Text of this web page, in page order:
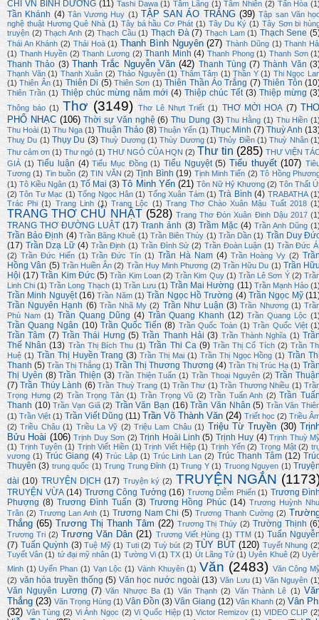
CHÍ VN BÌNH DƯƠNG (11) Tashi Dawa (1) Tâm Lãng (1) Tâm Nhiên (2) Tấn Hòa
Tần Khánh (4) Tân Vương Huy (1) TẬP SAN ÁO TRẮNG (39) Tập san Văn
nghệ thuật Hương Quê Nhà (1) Tây bá hầu Cơ Phát (1) Tây Du Ký (1) Tây Sơn bi
truyện (2) Thạch Anh (2) Thạch Cầu (1) Thạch Đà (7) Thạch Lam (1) Thạch Sene
Thái An Khánh (2) Thái Hoà (1) Thanh Bình Nguyên (27) Thành Dũng (1) Thanh
(1) Thanh Huyền (2) Thanh Lương (2) Thanh Minh (4) Thanh Phong (1) Thanh Sơn
Thanh Thảo (3) Thanh Trắc Nguyễn Văn (42) Thanh Tùng (7) Thành Văn
Thạnh Văn (1) Thanh Xuân (2) Thảo Nguyễn (1) Thâm Tâm (1) Thần Y (1) Thi Ngọc
(1) Thiên Ân (1) Thiên Di (5) Thiên Sơn (1) Thiên Thần Áo Trắng (7) Thiên Tôn
Thiên Trần (1) Thiệp chúc mừng năm mới (4) Thiệp chúc Tết (3) Thiệp mừng
Thông báo (1) Thơ (3149) Thơ Lê Nhựt Triết (1) THƠ MỜI HOẠ (7)
PHỔ NHẠC (106) Thời sự Văn nghệ (6) Thu Dung (3) Thu Hằng (1) Thu Hiền
Thu Hoài (1) Thu Nga (1) Thuận Thảo (8) Thuận Yến (1) Thục Minh (7) Thuỳ Anh
Thuỵ Du (1) Thụy Du (3) Thuỳ Dương (1) Thùy Dương (1) Thủy Điền (1) Thuỳ Nhân
Thư cảm ơn (1) Thư ngỏ (1) THƯ NGỎ CỦA HQN (2) Thư tin (285) THƯ VIỆN
GIẢ (1) Tiểu luận (4) Tiểu Mục Đồng (1) Tiểu Nguyệt (5) Tiểu thuyết (107)
Tương (1) Tin buồn (2) TIN VĂN (2) Tịnh Bình (19) Tịnh Minh Tiến (2) Tô Hồng
(1) Tô Kiều Ngân (1) Tố Mai (3) Tô Minh Yến (21) Tôn Nữ Hỷ Khương (2) Tôn Thất
(2) Tôn Tư Mạc (1) Tống Ngọc Hân (1) Tống Xuân Tám (1) Trà Bình (4) TRABATHA
Trác Phi (1) Trang Linh (1) Trang Lộc (1) Trang Thơ Chào Xuân Mậu Tuất 2018
TRANG THƠ CHỦ NHẬT (528) Trang Thơ Đón Xuân Đinh Dậu 2017
TRANG THƠ ĐƯỜNG LUẬT (17) Tranh ảnh (3) Trầm Mặc (4) Trần Anh Dũng
Trần Bảo Định (4) Trần Băng Khuê (1) Trần Biên Thùy (1) Trần Dần (1) Trần Duy
(17) Trần Dzạ Lữ (4) Trần Định (1) Trần Đình Sử (2) Trần Đoàn Luận (1) Trần Đức
(2) Trần Đức Hiển (1) Trần Đức Tín (1) Trần Hà Nam (4) Trần Hoàng Vy (2)
Hồng Vân (5) Trần Huiền Ân (2) Trần Huy Minh Phương (2) Trần Hữu Du (1) Trần
Hội (17) Trần Kim Đức (5) Trần Kim Loan (2) Trần Kim Quy (1) Trần Lê Sơn Ý (2)
Linh Chi (1) Trần Long Thạch (1) Trần Lưu (1) Trần Mai Hường (11) Trần Mạnh Hảo
Trần Minh Nguyệt (16) Trần Năm (1) Trần Ngọc Hồ Trường (4) Trần Ngọc Mỹ
Trần Nguyên Hạnh (6) Trần Nhã My (2) Trần Như Luận (3) Trần Nhương (1)
Phù Nam (1) Trần Quang Dũng (4) Trần Quang Khanh (12) Trần Quang Lộc
Trần Quang Ngân (10) Trần Quốc Tiến (8) Trần Quốc Toàn (1) Trần Quốc Việt
Trần Tâm (7) Trần Thái Hưng (5) Trần Thanh Hải (3) Trần Thành Nghĩa (1)
Thế Nhân (13) Trần Thị Bích Thu (1) Trần Thi Ca (9) Trần Thị Cổ Tích (2) Trần
Huệ (1) Trần Thị Huyền Trang (3) Trần Thị Mai (1) Trần Thị Ngọc Hồng (1) Trần
Thanh (5) Trần Thị Thắng (1) Trần Thị Thương Thương (4) Trần Thị Trúc Hạ (1)
Thị Uyên (8) Trần Thiện (3) Trần Thiện Tuấn (1) Trần Thoại Nguyên (2) Trần
(7) Trần Thúy Lành (6) Trần Thuỳ Trang (1) Trần Thư (1) Trần Thương Nhiều (1)
Trọng Hưng (2) Trần Trọng Tân (1) Trần Trọng Vũ (2) Trần Tuấn Anh (2) Trần
Thanh (10) Trần Vạn Giã (2) Trần Văn Bạn (16) Trần Văn Nhân (5) Trần Văn
(1) Trần Việt (1) Trần Viết Dũng (11) Trần Võ Thành Văn (24) Triết học (2) Triều
(2) Triều Châu (1) Triều La Vỹ (2) Triệu Lam Châu (1) Triệu Từ Truyền (30)
Bửu Hoài (106) Trịnh Duy Sơn (2) Trịnh Hoài Linh (5) Trịnh Huy (4) Trịnh Thuỳ
(1) Trịnh Tuyên (1) Trịnh Viết Hiền (1) Trịnh Viết Hiệp (1) Trịnh Yến (2) Trọng Mật (2)
vương (1) Trúc Giang (4) Trúc Lập (1) Trúc Linh Lan (2) Trúc Thanh Tâm (12)
Thuyên (3) trung quốc (1) Trung Trung Đỉnh (1) Trung Y (1) Truong Nguyen (1)
dài (10) TRUYỆN DỊCH (17) Truyện ký (2) TRUYỆN NGẮN
TRUYỆN VỪA (14) Trương Công Tưởng (16) Trương Diễm Phiến (1) Trương
Phượng (8) Trương Đình Tuấn (3) Trương Hồng Phúc (14) Trương Huỳnh
Trân (2) Trương Lan Anh (1) Trương Nam Chi (5) Trương Thanh Cường (2)
Thắng (65) Trương Thị Thanh Tâm (22) Trương Thị Thúy (2) Trường Thịnh
Trương Tri (2) Trương Văn Dân (21) Trương Viết Hùng (1) TTM (1) Tuấn
(7) Tuấn Quỳnh (3) Tuệ Mỹ (1) Tuti (2) Tuỳ bút (2) TÙY BÚT (120) Tuyết Nhung
Tuyết Vân (1) tứ đại mỹ nhân (1) Tường Vi (1) TX (1) Út Lãng Tử (1) Uyên Khuê (2)
Minh (1) Uyển Phan (1) Vạn Lộc (1) Vành Khuyên (1) Văn (2483) Văn Công
(2) văn hóa truyền thống (5) Văn học nước ngoài (13) Văn Lưu (1) Văn Nguyên
Văn Nguyên Lương (7) Văn Nhược Ba (1) Văn Thạnh (2) Văn Thành Lê (1)
Thắng (23) Văn Trọng Hùng (1) Vân Đồn (3) Vân Giang (12) Vân Khanh (2) Vân
(32) Vân Tùng (2) Vi Ánh Ngọc (2) Vi Quốc Hiệp (1) Victor Remizov (1) VIDEO CLIP